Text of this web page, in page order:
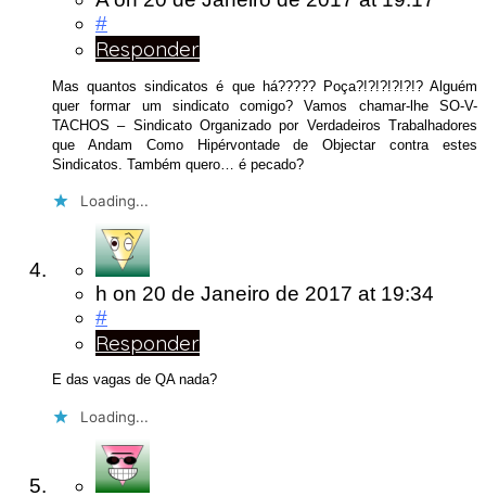
#
Responder
Mas quantos sindicatos é que há????? Poça?!?!?!?!?!? Alguém
quer formar um sindicato comigo? Vamos chamar-lhe SO-V-
TACHOS – Sindicato Organizado por Verdadeiros Trabalhadores
que Andam Como Hipérvontade de Objectar contra estes
Sindicatos. Também quero… é pecado?
Loading...
h on 20 de Janeiro de 2017 at 19:34
#
Responder
E das vagas de QA nada?
Loading...